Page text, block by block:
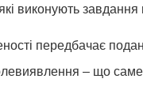
виконують завдання
передбачає
– що